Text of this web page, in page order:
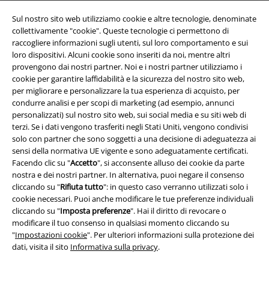
Sul nostro sito web utilizziamo cookie e altre tecnologie, denominate
collettivamente "cookie". Queste tecnologie ci permettono di
raccogliere informazioni sugli utenti, sul loro comportamento e sui
loro dispositivi. Alcuni cookie sono inseriti da noi, mentre altri
provengono dai nostri partner. Noi e i nostri partner utilizziamo i
cookie per garantire laffidabilità e la sicurezza del nostro sito web,
per migliorare e personalizzare la tua esperienza di acquisto, per
condurre analisi e per scopi di marketing (ad esempio, annunci
personalizzati) sul nostro sito web, sui social media e su siti web di
terzi. Se i dati vengono trasferiti negli Stati Uniti, vengono condivisi
solo con partner che sono soggetti a una decisione di adeguatezza ai
sensi della normativa UE vigente e sono adeguatamente certificati.
Facendo clic su "Accetto", si acconsente alluso dei cookie da parte
nostra e dei nostri partner. In alternativa, puoi negare il consenso
cliccando su "Rifiuta tutto": in questo caso verranno utilizzati solo i
cookie necessari. Puoi anche modificare le tue preferenze individuali
cliccando su "Imposta preferenze". Hai il diritto di revocare o
modificare il tuo consenso in qualsiasi momento cliccando su
"Impostazioni cookie". Per ulteriori informazioni sulla protezione dei
dati, visita il sito Informativa sulla privacy.
Info legali
Termini & Condizioni
Redazione
Legge sulla Privacy
Smaltimento rifiuti e protezione dell’ambiente
Dichiarazione di Conformità